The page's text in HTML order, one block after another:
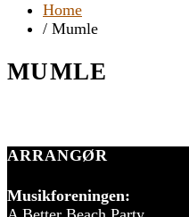
Home
/ Mumle
MUMLE
ARRANGØR
Musikforeningen: